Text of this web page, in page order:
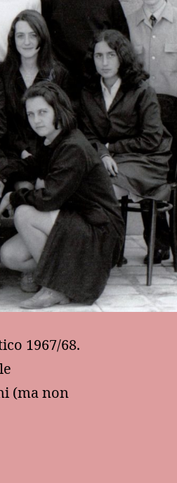
1967/68.
(ma non